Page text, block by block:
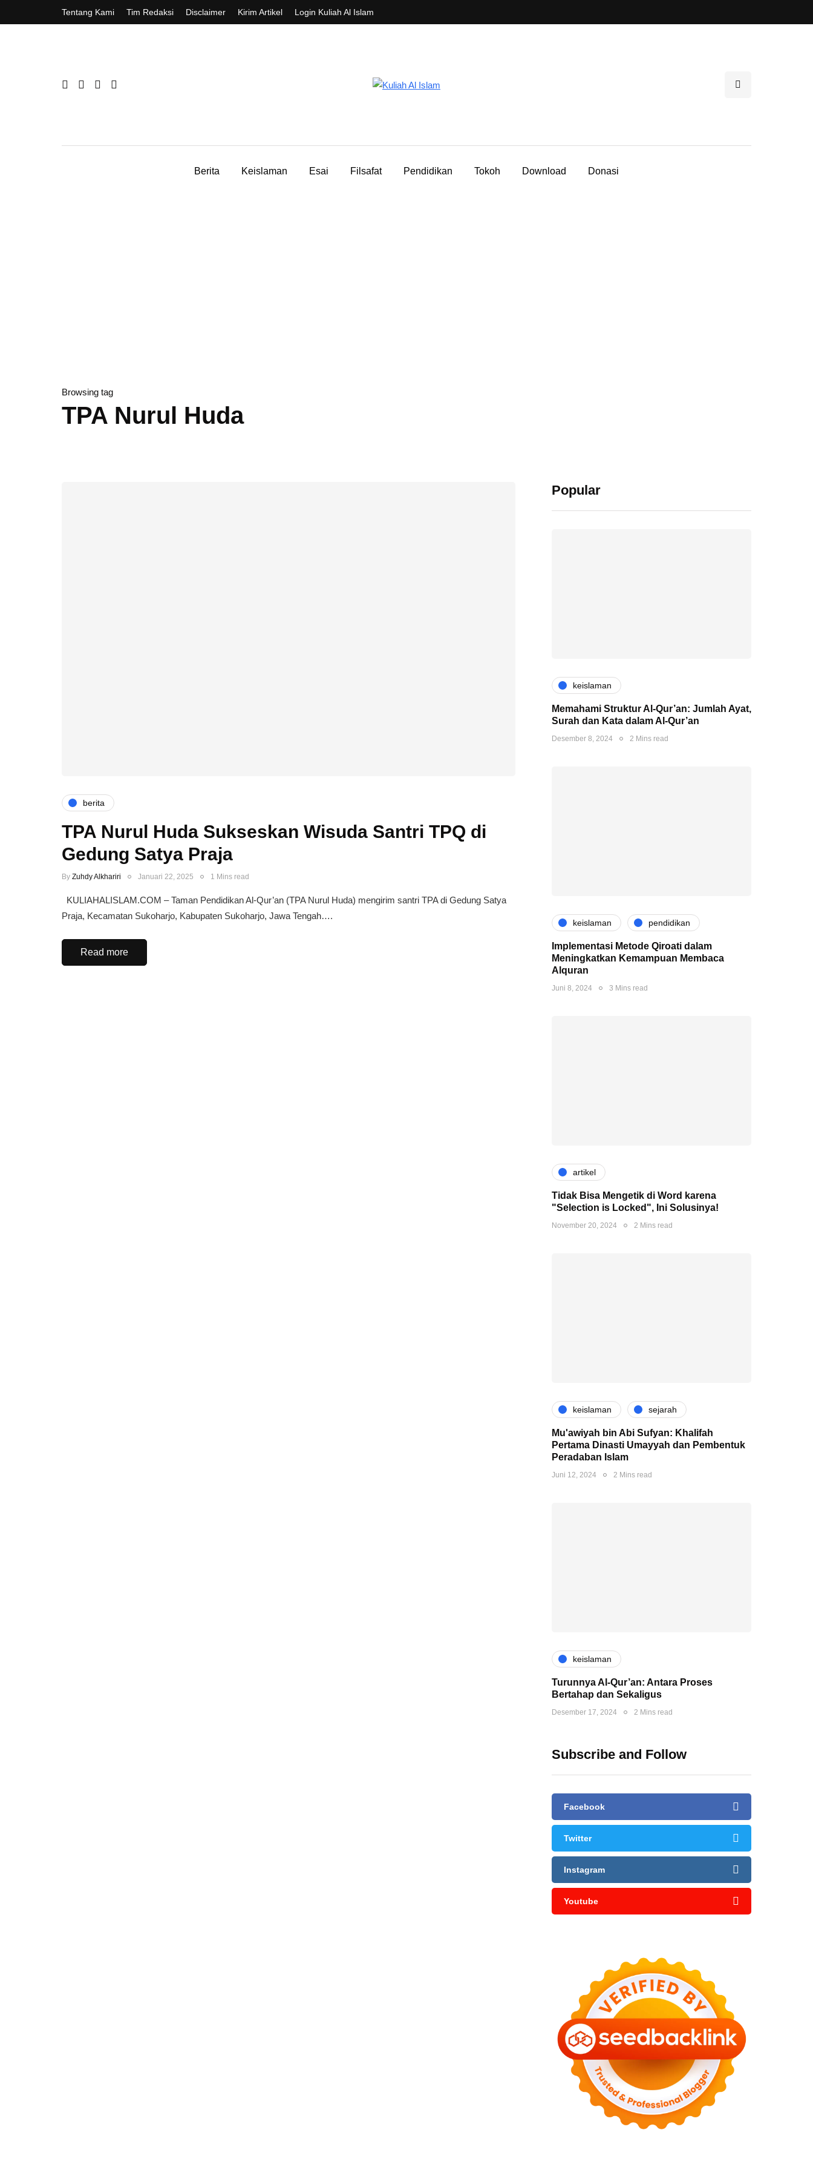
Tentang Kami Tim Redaksi Disclaimer Kirim Artikel Login Kuliah Al Islam
Berita Keislaman Esai Filsafat Pendidikan Tokoh Download Donasi
Browsing tag
TPA Nurul Huda
berita
TPA Nurul Huda Sukseskan Wisuda Santri TPQ di
Gedung Satya Praja
By Zuhdy Alkhariri Januari 22, 2025 1 Mins read
KULIAHALISLAM.COM – Taman Pendidikan Al-Qur’an (TPA Nurul Huda) mengirim santri TPA di Gedung Satya
Praja, Kecamatan Sukoharjo, Kabupaten Sukoharjo, Jawa Tengah….
Read more
Popular
keislaman
Memahami Struktur Al-Qur’an: Jumlah Ayat,
Surah dan Kata dalam Al-Qur’an
Desember 8, 2024 2 Mins read
keislaman pendidikan
Implementasi Metode Qiroati dalam
Meningkatkan Kemampuan Membaca
Alquran
Juni 8, 2024 3 Mins read
artikel
Tidak Bisa Mengetik di Word karena
"Selection is Locked", Ini Solusinya!
November 20, 2024 2 Mins read
keislaman sejarah
Mu'awiyah bin Abi Sufyan: Khalifah
Pertama Dinasti Umayyah dan Pembentuk
Peradaban Islam
Juni 12, 2024 2 Mins read
keislaman
Turunnya Al-Qur’an: Antara Proses
Bertahap dan Sekaligus
Desember 17, 2024 2 Mins read
Subscribe and Follow
Facebook
Twitter
Instagram
Youtube